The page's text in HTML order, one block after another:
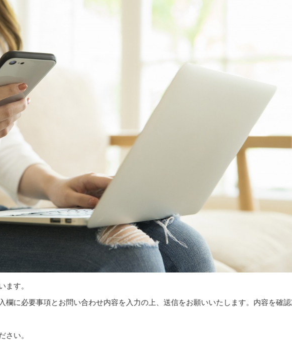
ます。
欄に必要事項とお問い合わせ内容を入力の上、送信をお願いいたします。内容を確
さい。